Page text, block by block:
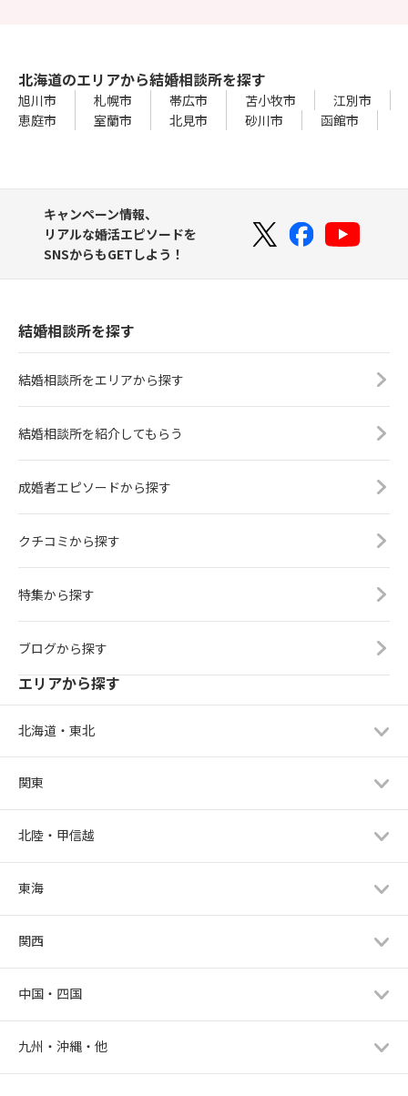
北海道のエリアから結婚相談所を探す
旭川市 札幌市 帯広市 苫小牧市
江別市
恵庭市
室蘭市 北見市 砂川市 函館市
キャンペーン情報、
リアルな婚活エピソードを
SNSからもGETしよう！
結婚相談所を探す
結婚相談所をエリアから探す
結婚相談所を紹介してもらう
成婚者エピソードから探す
クチコミから探す
特集から探す
ブログから探す
エリアから探す
北海道・東北
関東
北陸・甲信越
東海
関西
中国・四国
九州・沖縄・他